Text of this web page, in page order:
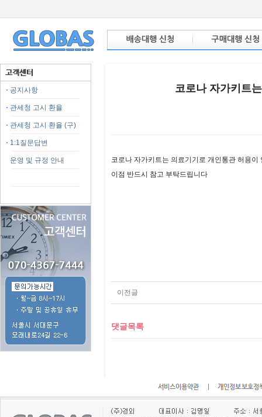
공지사항
관세청 고시 환율
관세청 고시 환율 (구)
1:1질문답변
운영 및 규정 안내
코로나 자가키트
코로나 자가키트는 의료기기로 개인통관 허용이
이점 반드시 참고 부탁드립니다
이전글
댓글목록